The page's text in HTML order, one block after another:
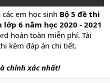
em học sinh Bộ 5 đề thi
6 năm học 2020 - 2021
hoàn toàn miễn phí. Tài
kèm đáp án chi tiết.
chính xác nhất!